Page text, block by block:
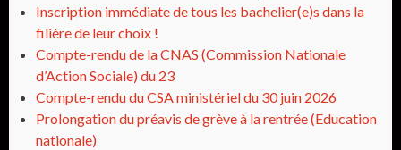
Inscription immédiate de tous les bachelier(e)s dans la
filière de leur choix !
Compte-rendu de la CNAS (Commission Nationale
d’Action Sociale) du 23
Compte-rendu du CSA ministériel du 30 juin 2026
Prolongation du préavis de grève à la rentrée (Education
nationale)